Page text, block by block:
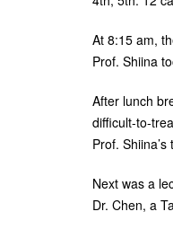
At 8:15 am,
Prof. Shiina
After lunch
difficult-to-
Prof.
Next was a
Dr. Chen, a